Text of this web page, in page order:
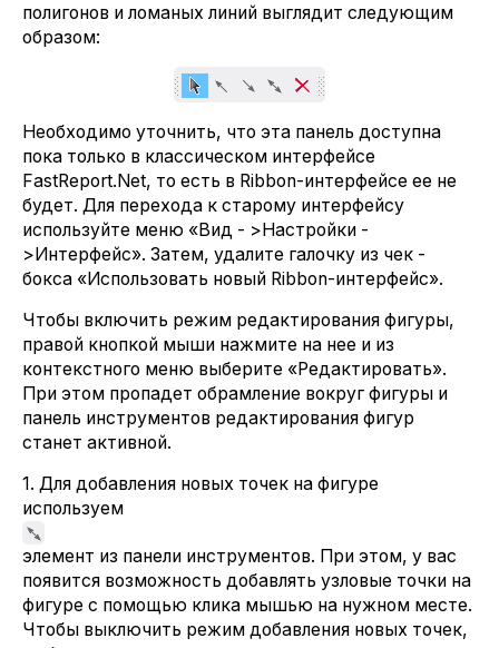
полигонов и ломаных линий выглядит следующим
образом:
Необходимо уточнить, что эта панель доступна
пока только в классическом интерфейсе
FastReport.Net, то есть в Ribbon-интерфейсе ее не
будет. Для перехода к старому интерфейсу
используйте меню «Вид - >Настройки -
>Интерфейс». Затем, удалите галочку из чек -
бокса «Использовать новый Ribbon-интерфейс».
Чтобы включить режим редактирования фигуры,
правой кнопкой мыши нажмите на нее и из
контекстного меню выберите «Редактировать».
При этом пропадет обрамление вокруг фигуры и
панель инструментов редактирования фигур
станет активной.
1. Для добавления новых точек на фигуре
используем
элемент из панели инструментов. При этом, у вас
появится возможность добавлять узловые точки на
фигуре с помощью клика мышью на нужном месте.
Чтобы выключить режим добавления новых точек,